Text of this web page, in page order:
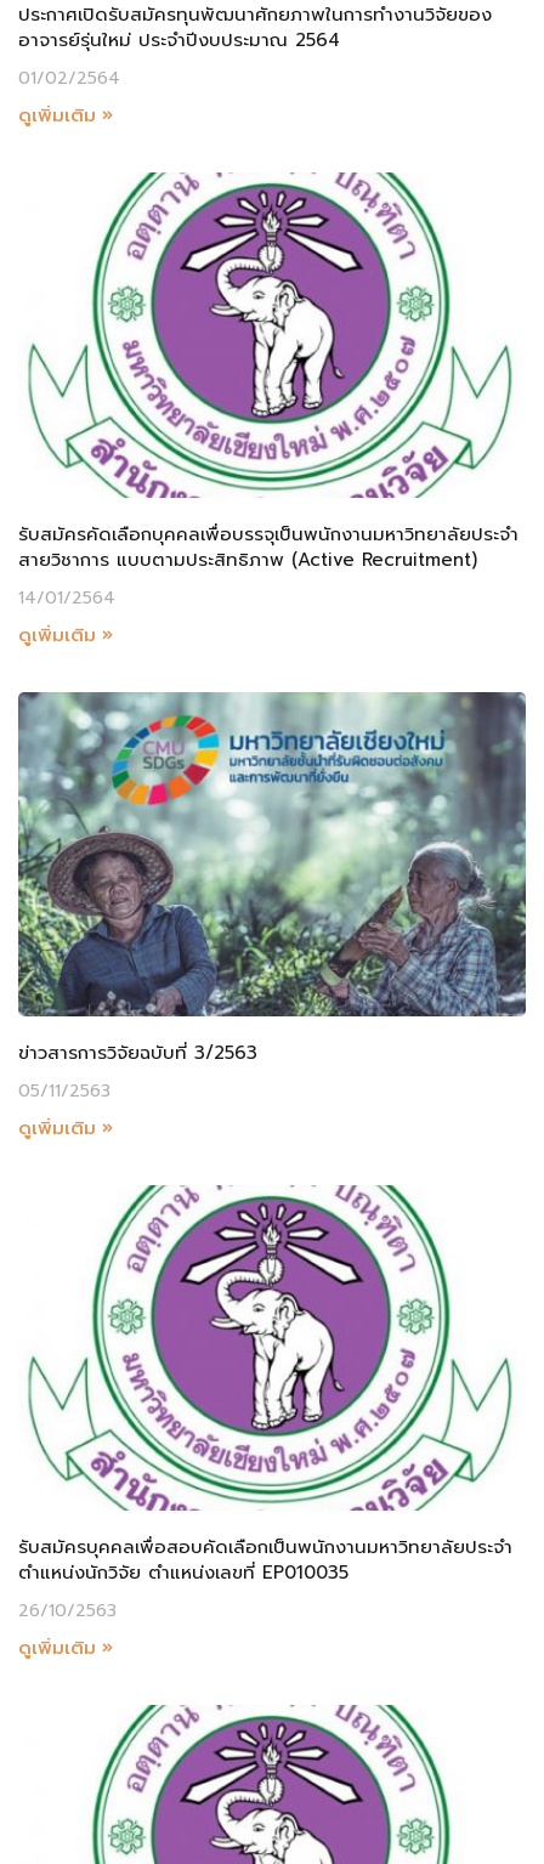
ประกาศเปิดรับสมัครทุนพัฒนาศักยภาพในการทำงานวิจัยของ
อาจารย์รุ่นใหม่ ประจำปีงบประมาณ 2564
01/02/2564
ดูเพิ่มเติม »
รับสมัครคัดเลือกบุคคลเพื่อบรรจุเป็นพนักงานมหาวิทยาลัยประจำ
สายวิชาการ แบบตามประสิทธิภาพ (Active Recruitment)
14/01/2564
ดูเพิ่มเติม »
ข่าวสารการวิจัยฉบับที่ 3/2563
05/11/2563
ดูเพิ่มเติม »
รับสมัครบุคคลเพื่อสอบคัดเลือกเป็นพนักงานมหาวิทยาลัยประจำ
ตำแหน่งนักวิจัย ตำแหน่งเลขที่ EP010035
26/10/2563
ดูเพิ่มเติม »